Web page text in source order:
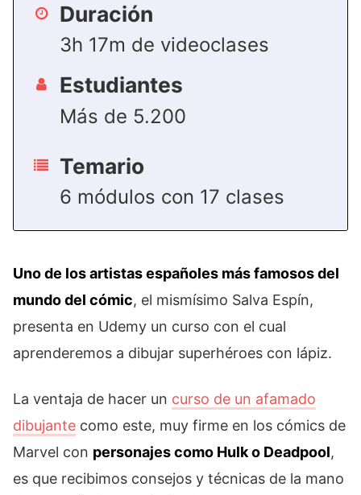
Duración
3h 17m de videoclases
Estudiantes
Más de 5.200
Temario
6 módulos con 17 clases
Uno de los artistas españoles más famosos del
mundo del cómic, el mismísimo Salva Espín,
presenta en Udemy un curso con el cual
aprenderemos a dibujar superhéroes con lápiz.
La ventaja de hacer un curso de un afamado
dibujante como este, muy firme en los cómics de
Marvel con personajes como Hulk o Deadpool,
es que recibimos consejos y técnicas de la mano